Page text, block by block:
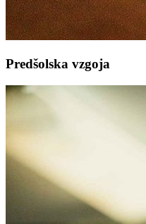
Predšolska vzgoja